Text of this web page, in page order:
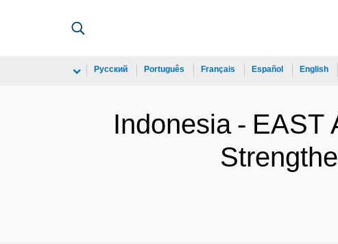
English
Español
Français
Português
Русский
Indonesia -